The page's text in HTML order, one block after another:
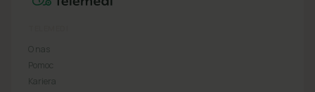
O nas
Pomoc
Kariera